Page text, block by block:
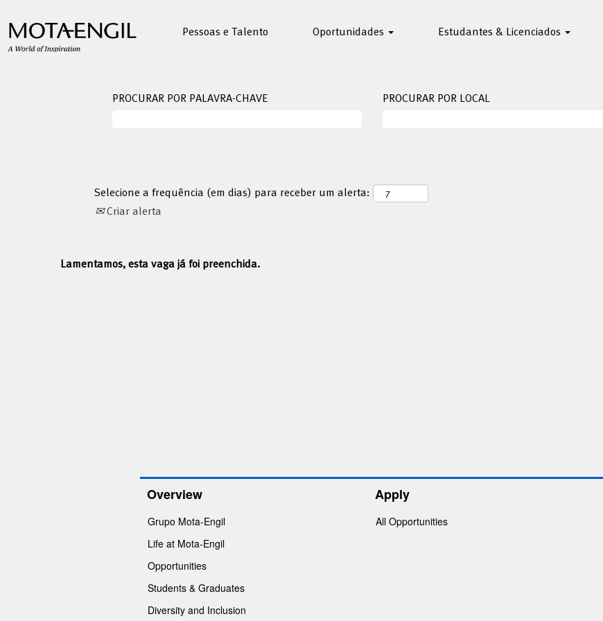
Pessoas e Talento Oportunidades Estudantes & Licenciados
PROCURAR POR PALAVRA-CHAVE PROCURAR POR LOCAL
Selecione a frequência (em dias) para receber um alerta:
Criar alerta
Lamentamos, esta vaga já foi preenchida.
Overview
Grupo Mota-Engil
Life at Mota-Engil
Opportunities
Students & Graduates
Diversity and Inclusion
Apply
All Opportunities